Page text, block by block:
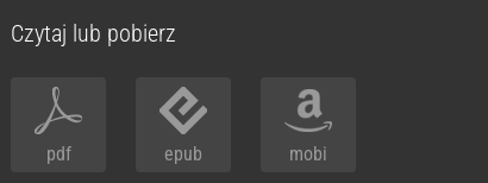
Czytaj lub pobierz
pdf epub mobi